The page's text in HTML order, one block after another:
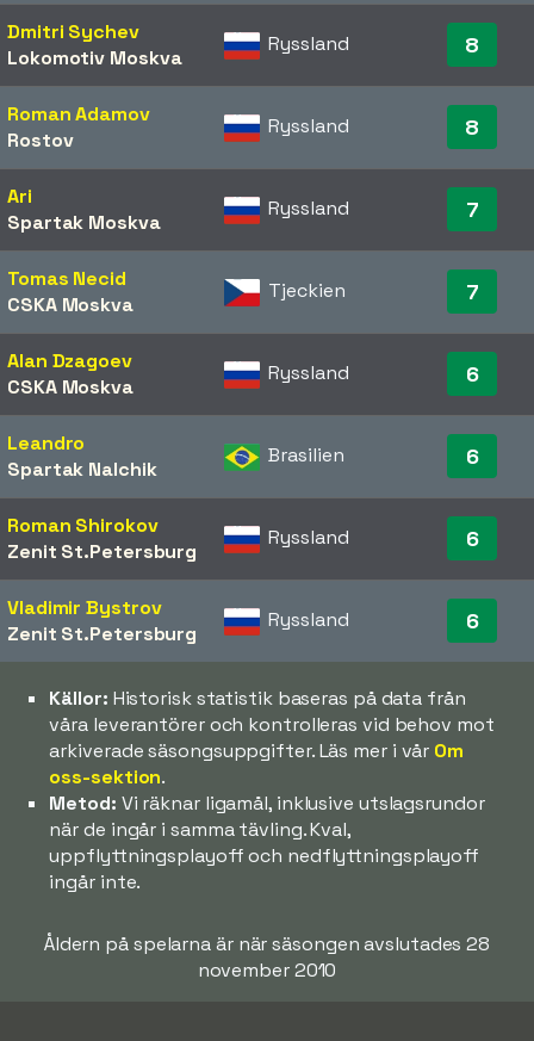
Dmitri Sychev
Lokomotiv Moskva
Ryssland 8
Roman Adamov
Rostov
Ryssland 8
Ari
Spartak Moskva
Ryssland 7
Tomas Necid
CSKA Moskva
Tjeckien 7
Alan Dzagoev
CSKA Moskva
Ryssland 6
Leandro
Spartak Nalchik
Brasilien 6
Roman Shirokov
Zenit St.Petersburg
Ryssland 6
Vladimir Bystrov
Zenit St.Petersburg
Ryssland 6
Källor: Historisk statistik baseras på data från
våra leverantörer och kontrolleras vid behov mot
arkiverade säsongsuppgifter. Läs mer i vår Om
oss-sektion.
Metod: Vi räknar ligamål, inklusive utslagsrundor
när de ingår i samma tävling. Kval,
uppflyttningsplayoff och nedflyttningsplayoff
ingår inte.
Åldern på spelarna är när säsongen avslutades 28
november 2010